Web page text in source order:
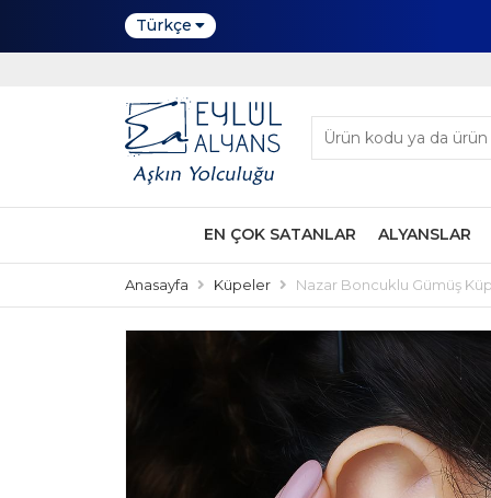
Türkçe
EN ÇOK SATANLAR ALYANSLAR
Anasayfa Küpeler Nazar Boncuklu Gümüş